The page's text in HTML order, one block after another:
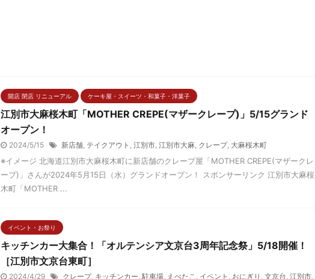
開店 閉店 リニューアル ケーキ屋・スイーツ・和菓子・洋菓子
江別市大麻桜木町「MOTHER CREPE(マザークレープ)」5/15グランド
オープン！
2024/5/15 新店舗, テイクアウト , 江別市, 江別市大麻, クレープ, 大麻桜木町
※イメージ 北海道江別市大麻桜木町に新店舗のクレープ屋「MOTHER CREPE(マザークレ
ープ)」さんが2024年5月15日（水）グランドオープン！ スポンサーリンク 江別市大麻桜
木町「MOTHER ...
イベント・お祭り
キッチンカー大集合！「オルテンシア文京台3周年記念祭」5/18開催！
［江別市文京台東町］
2024/4/29 クレープ, キッチンカー, 駐車場, えべたこ , イベント , おにぎり , 文京台, 江別市,